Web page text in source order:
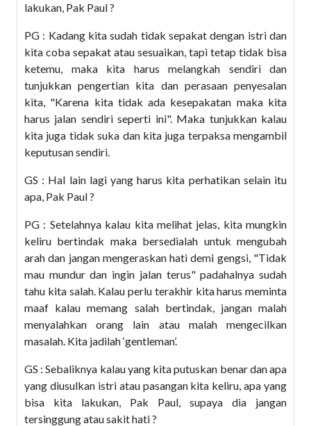
lakukan, Pak Paul ?
PG : Kadang kita sudah tidak sepakat dengan istri dan
kita coba sepakat atau sesuaikan, tapi tetap tidak bisa
ketemu, maka kita harus melangkah sendiri dan
tunjukkan pengertian kita dan perasaan penyesalan
kita, "Karena kita tidak ada kesepakatan maka kita
harus jalan sendiri seperti ini". Maka tunjukkan kalau
kita juga tidak suka dan kita juga terpaksa mengambil
keputusan sendiri.
GS : Hal lain lagi yang harus kita perhatikan selain itu
apa, Pak Paul ?
PG : Setelahnya kalau kita melihat jelas, kita mungkin
keliru bertindak maka bersedialah untuk mengubah
arah dan jangan mengeraskan hati demi gengsi, "Tidak
mau mundur dan ingin jalan terus" padahalnya sudah
tahu kita salah. Kalau perlu terakhir kita harus meminta
maaf kalau memang salah bertindak, jangan malah
menyalahkan orang lain atau malah mengecilkan
masalah. Kita jadilah ‘gentleman’.
GS : Sebaliknya kalau yang kita putuskan benar dan apa
yang diusulkan istri atau pasangan kita keliru, apa yang
bisa kita lakukan, Pak Paul, supaya dia jangan
tersinggung atau sakit hati ?